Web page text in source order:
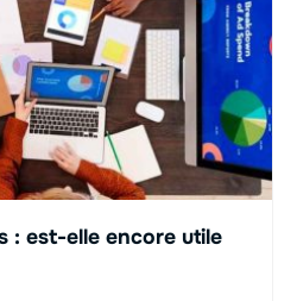
: est-elle encore utile